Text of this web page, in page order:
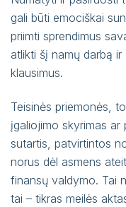
gali būti emociškai
priimti sprendimus
atlikti šį namų darbą
klausimus.
Teisinės priemonės,
įgaliojimo skyrimas ar
sutartis, patvirtintos
norus dėl asmens
finansų valdymo. Tai
tai – tikras meilės